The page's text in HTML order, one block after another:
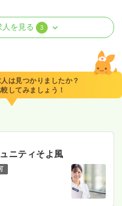
を見る 3
は見つかりましたか？
してみましょう！
ニティそよ風